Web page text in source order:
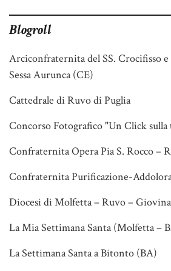
Blogroll
Arciconfraternita del SS. Crocifisso
Sessa Aurunca (CE)
Cattedrale di Ruvo di Puglia
Concorso Fotografico "Un Click sulla
Confraternita Opera Pia S. Rocco –
Confraternita Purificazione-
Diocesi di Molfetta – Ruvo –
La Mia Settimana Santa (Molfetta –
La Settimana Santa a Bitonto (BA)